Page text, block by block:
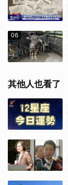
06
其他人也看了